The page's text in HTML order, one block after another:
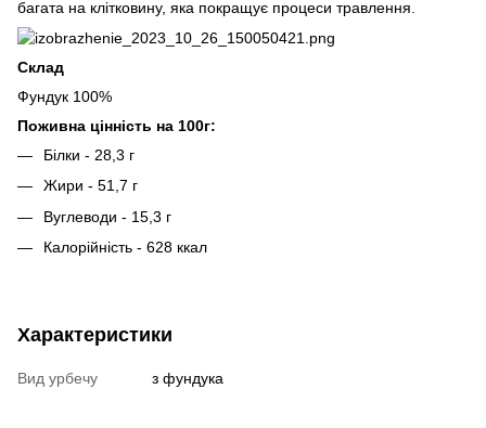
багата на клітковину, яка покращує процеси травлення.
Склад
Фундук 100%
Поживна цінність на 100г:
Білки - 28,3 г
Жири - 51,7 г
Вуглеводи - 15,3 г
Калорійність - 628 ккал
Характеристики
Вид урбечу з фундука